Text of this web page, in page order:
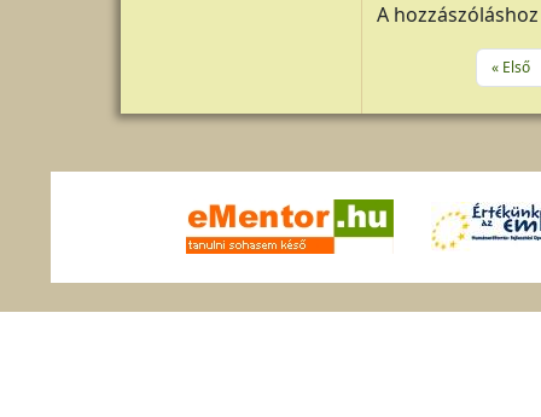
A
Oldalszámozás
Első
« Első